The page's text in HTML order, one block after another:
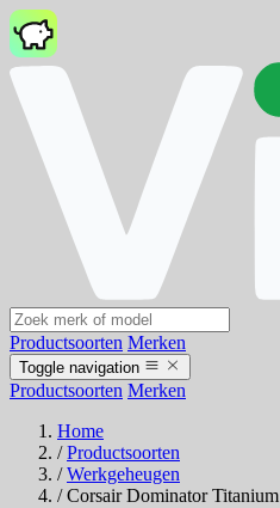
Productsoorten Merken
Toggle navigation
Productsoorten Merken
Home
/ Productsoorten
/ Werkgeheugen
/ Corsair Dominator Titanium